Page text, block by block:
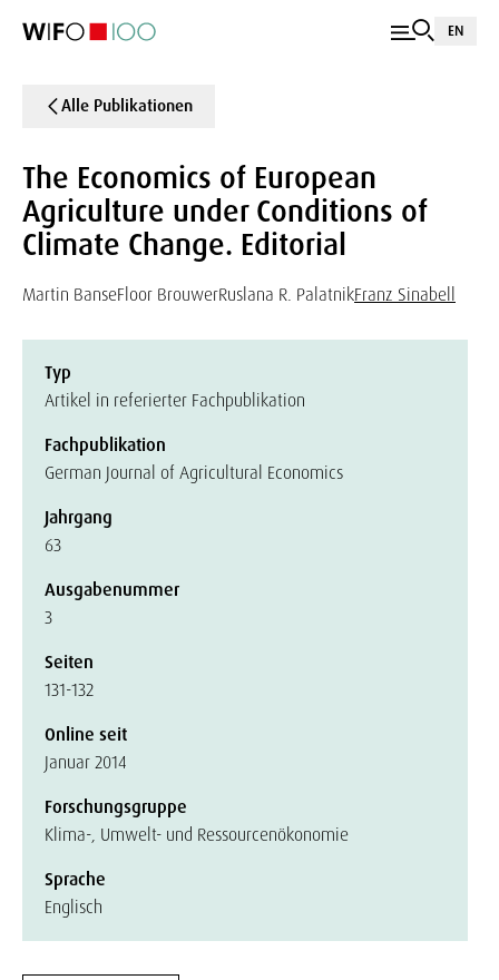
EN
Alle Publikationen
The Economics of European
Agriculture under Conditions of
Climate Change. Editorial
Martin BanseFloor BrouwerRuslana R. PalatnikFranz Sinabell
Typ
Artikel in referierter Fachpublikation
Fachpublikation
German Journal of Agricultural Economics
Jahrgang
63
Ausgabenummer
3
Seiten
131-132
Online seit
Januar 2014
Forschungsgruppe
Klima-, Umwelt- und Ressourcenökonomie
Sprache
Englisch